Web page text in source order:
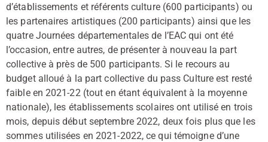
d’établissements et référents culture (600 participants) ou
les partenaires artistiques (200 participants) ainsi que les
quatre Journées départementales de l’EAC qui ont été
l’occasion, entre autres, de présenter à nouveau la part
collective à près de 500 participants. Si le recours au
budget alloué à la part collective du pass Culture est resté
faible en 2021-22 (tout en étant équivalent à la moyenne
nationale), les établissements scolaires ont utilisé en trois
mois, depuis début septembre 2022, deux fois plus que les
sommes utilisées en 2021-2022, ce qui témoigne d’une